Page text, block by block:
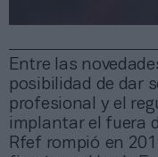
Entre las
posibilidad de dar
profesional y el
implantar el fuera
Rfef rompió en